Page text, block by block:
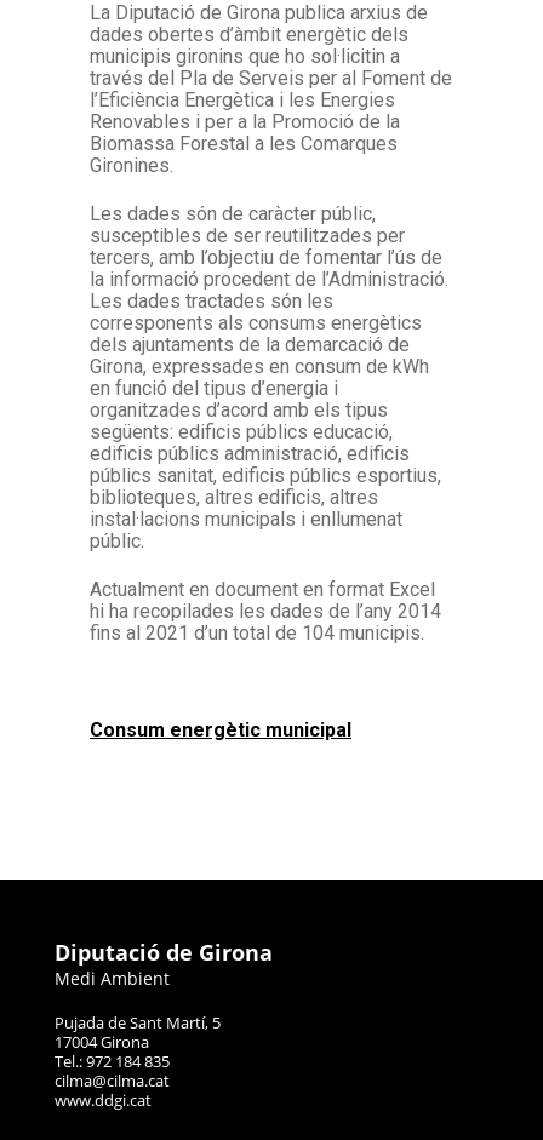
La Diputació de Girona publica arxius de
dades obertes d’àmbit energètic dels
municipis gironins que ho sol·licitin a
través del Pla de Serveis per al Foment de
l’Eficiència Energètica i les Energies
Renovables i per a la Promoció de la
Biomassa Forestal a les Comarques
Gironines.
Les dades són de caràcter públic,
susceptibles de ser reutilitzades per
tercers, amb l’objectiu de fomentar l’ús de
la informació procedent de l’Administració.
Les dades tractades són les
corresponents als consums energètics
dels ajuntaments de la demarcació de
Girona, expressades en consum de kWh
en funció del tipus d’energia i
organitzades d’acord amb els tipus
següents: edificis públics educació,
edificis públics administració, edificis
públics sanitat, edificis públics esportius,
biblioteques, altres edificis, altres
instal·lacions municipals i enllumenat
públic.
Actualment en document en format Excel
hi ha recopilades les dades de l’any 2014
fins al 2021 d’un total de 104 municipis.
Consum energètic municipal
Diputació de Girona
Medi Ambient
Pujada de Sant Martí, 5
17004 Girona
Tel.: 972 184 835
cilma@cilma.cat
www.ddgi.cat